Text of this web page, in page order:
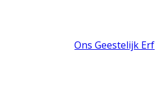
Ons Geestelijk Erf